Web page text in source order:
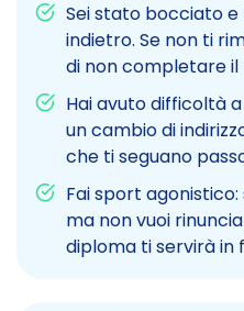
Sei stato bocciato
indietro. Se non ti
di non completare il
Hai avuto difficoltà
un cambio di
che ti seguano
Fai sport
ma non vuoi
diploma ti servirà in